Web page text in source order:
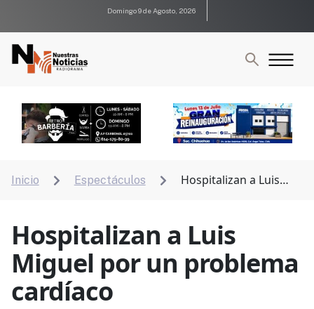
Domingo 9 de Agosto, 2026
Inicio  Espectáculos 
Hospitalizan a Luis
Hospitalizan a Luis
Miguel por un problema
cardíaco